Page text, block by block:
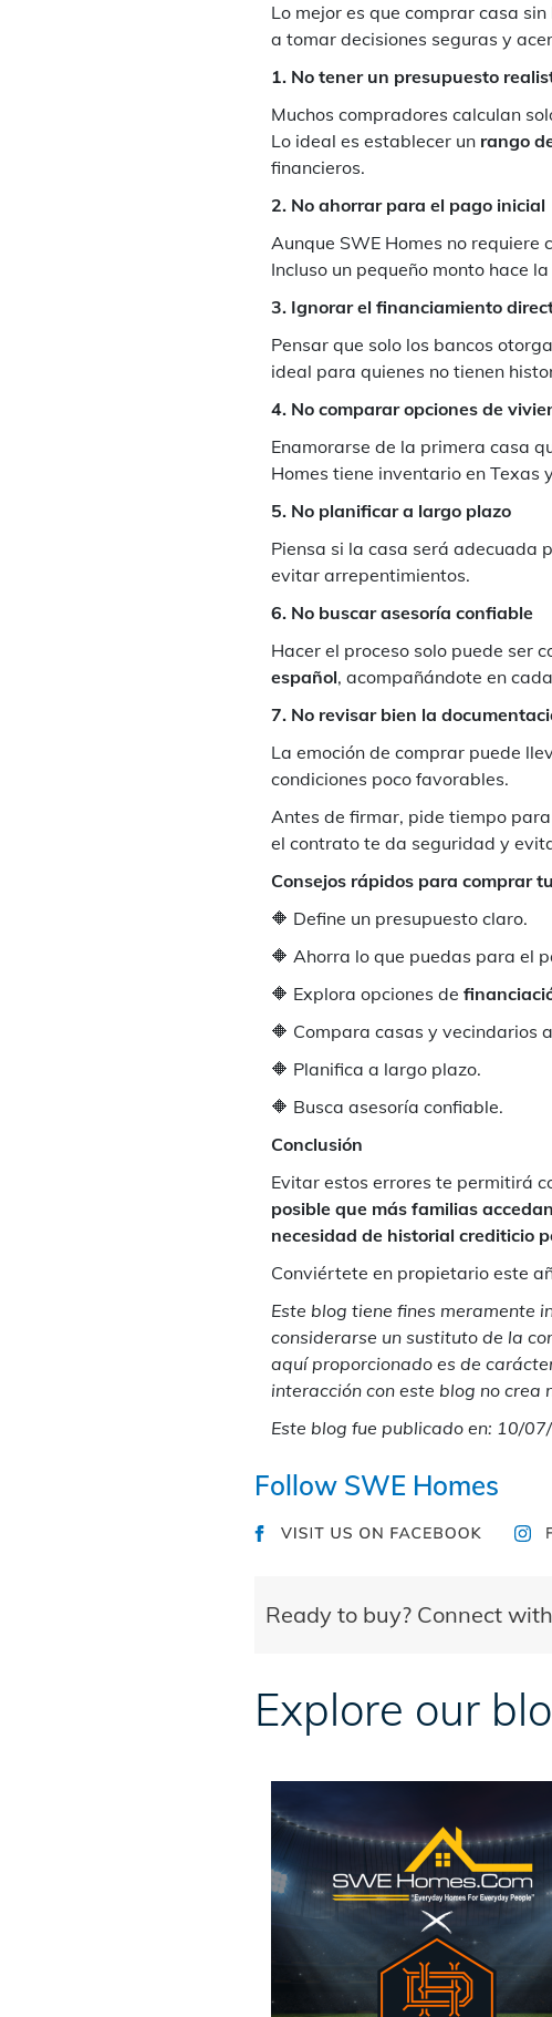
Lo mejor es que comprar casa
a tomar decisiones seguras y
1. No tener un presupuesto
Muchos compradores calculan
Lo ideal es establecer un rango
financieros.
2. No ahorrar para el pago inicial
Aunque SWE Homes no
Incluso un pequeño monto hace
3. Ignorar el financiamiento
Pensar que solo los bancos
ideal para quienes no tienen
4. No comparar opciones de
Enamorarse de la primera casa
Homes tiene inventario en Texas
5. No planificar a largo plazo
Piensa si la casa será adecuada
evitar arrepentimientos.
6. No buscar asesoría confiable
Hacer el proceso solo puede ser
español, acompañándote en
7. No revisar bien la
La emoción de comprar puede
condiciones poco favorables.
Antes de firmar, pide tiempo
el contrato te da seguridad y
Consejos rápidos para comprar
🔶 Define un presupuesto claro.
🔶 Ahorra lo que puedas para el
🔶 Explora opciones de
🔶 Compara casas y vecindarios
🔶 Planifica a largo plazo.
🔶 Busca asesoría confiable.
Conclusión
Evitar estos errores te permitirá
posible que más familias
necesidad de historial crediticio
Conviértete en propietario este
Este blog tiene fines meramente
considerarse un sustituto de la
aquí proporcionado es de
interacción con este blog no crea
Este blog fue publicado en: 10/
Follow SWE Homes
Ready to buy? Connect
Explore our